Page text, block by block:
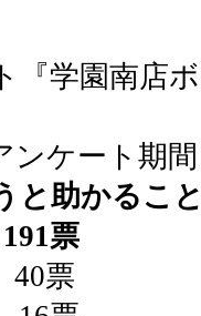
学園南店
ンケート期
と助かるこ
票
票